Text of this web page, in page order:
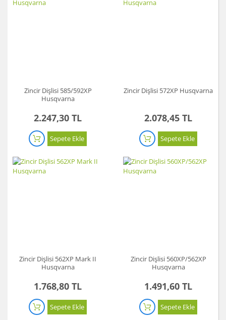
Zincir Dişlisi 585/592XP
Husqvarna
2.247,30 TL
Sepete Ekle
Zincir Dişlisi 572XP Husqvarna
2.078,45 TL
Sepete Ekle
Zincir Dişlisi 562XP Mark II
Husqvarna
1.768,80 TL
Sepete Ekle
Zincir Dişlisi 560XP/562XP
Husqvarna
1.491,60 TL
Sepete Ekle